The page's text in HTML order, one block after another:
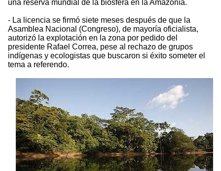
una reserva mundial de la biósfera en la Amazonía.
- La licencia se firmó siete meses después de que la
Asamblea Nacional (Congreso), de mayoría oficialista,
autorizó la explotación en la zona por pedido del
presidente Rafael Correa, pese al rechazo de grupos
indígenas y ecologistas que buscaron si éxito someter el
tema a referendo.